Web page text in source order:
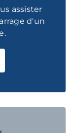
assister
d'un